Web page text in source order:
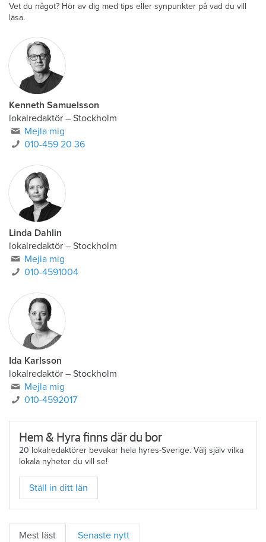
Vet du något? Hör av dig med tips eller synpunkter på vad du vill
läsa.
Kenneth Samuelsson
lokalredaktör – Stockholm
Mejla mig
010-459 20 36
Linda Dahlin
lokalredaktör – Stockholm
Mejla mig
010-4591004
Ida Karlsson
lokalredaktör – Stockholm
Mejla mig
010-4592017
Hem & Hyra finns där du bor
20 lokalredaktörer bevakar hela hyres-Sverige. Välj själv vilka
lokala nyheter du vill se!
Ställ in ditt län
Mest läst Senaste nytt